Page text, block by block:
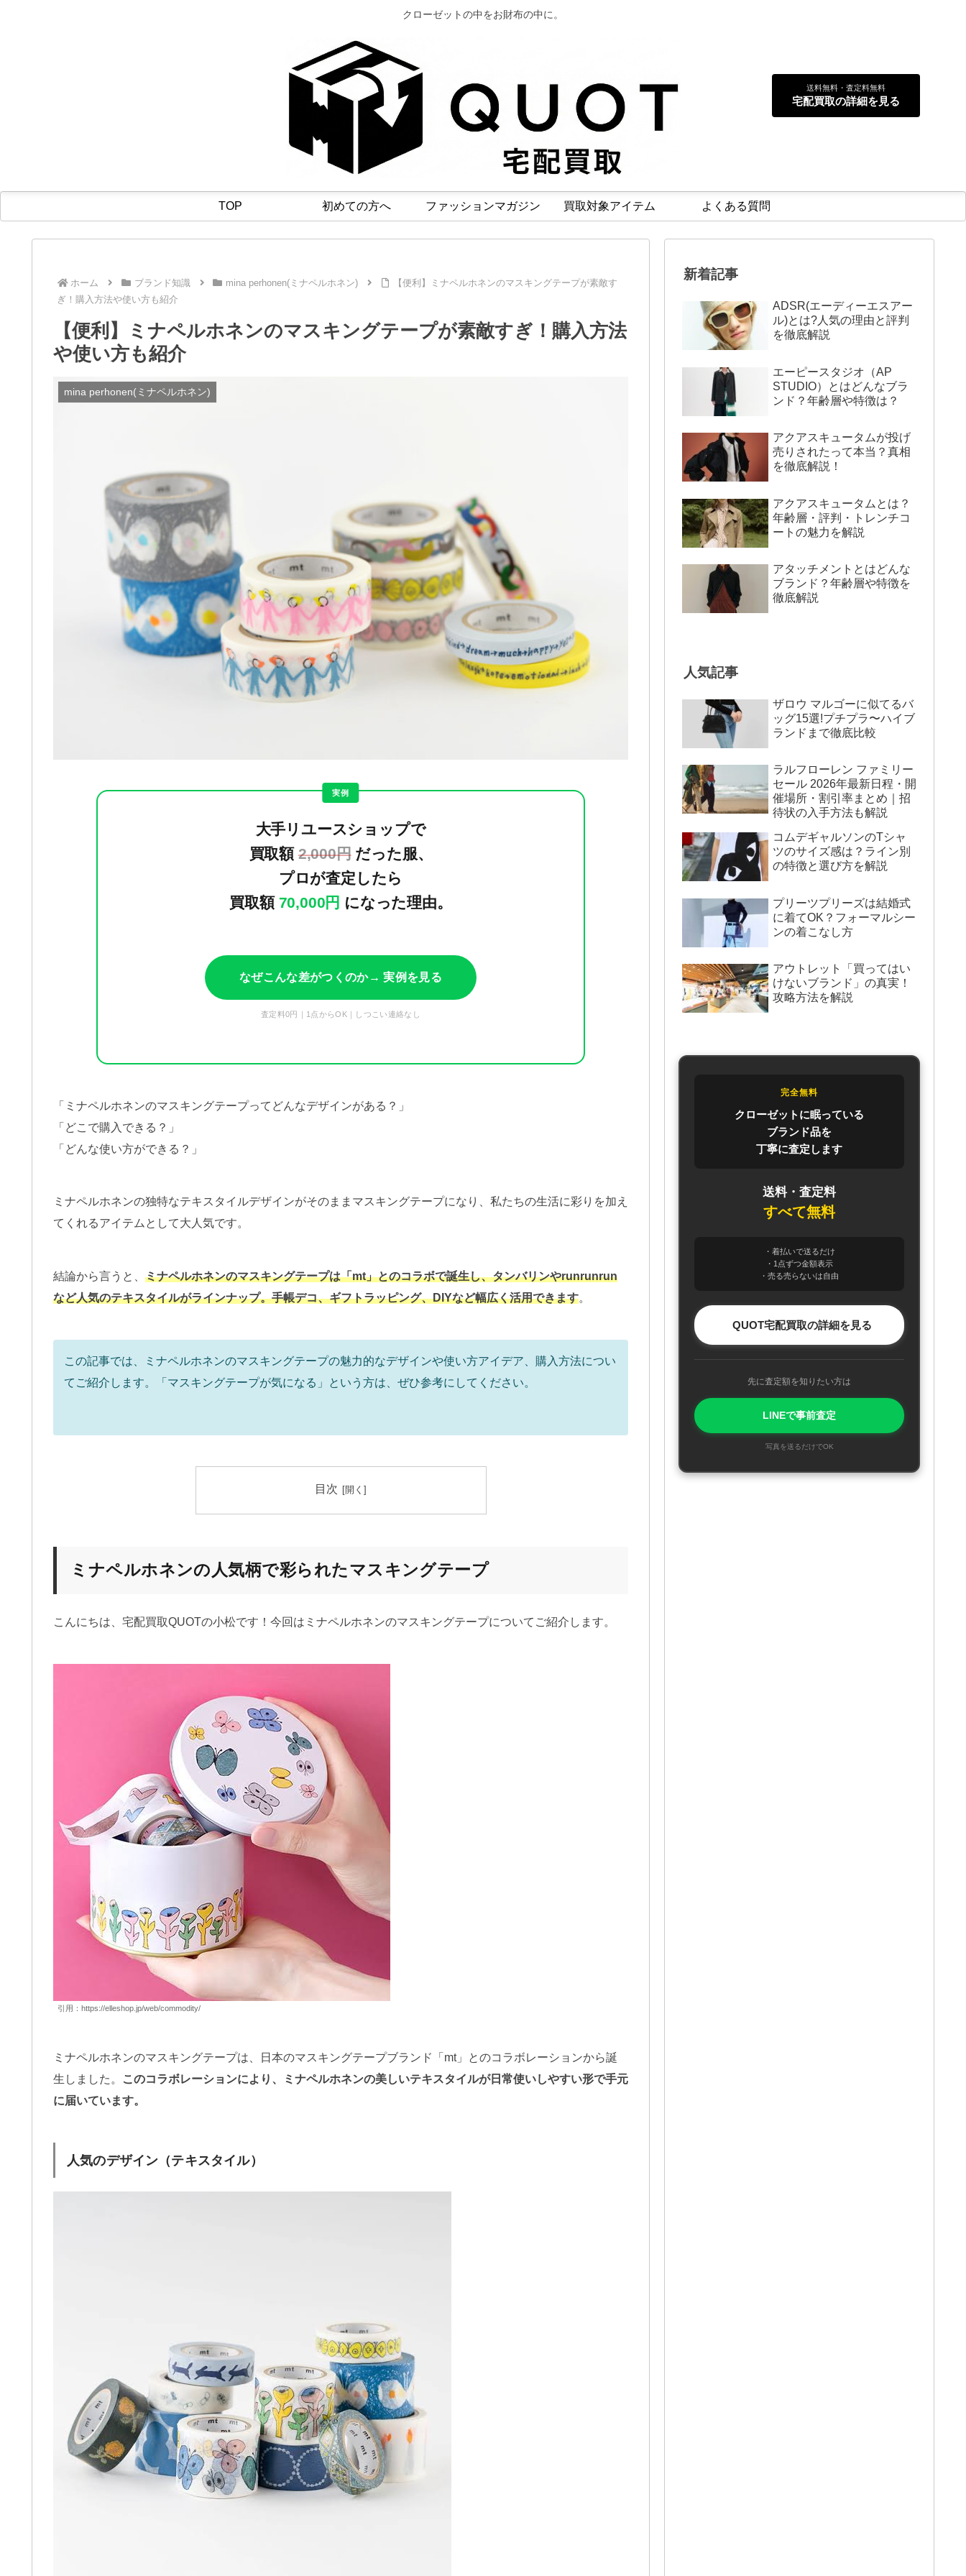
クローゼットの中をお財布の中に。
送料無料・査定料無料
宅配買取の詳細を見る
TOP 初めての方へ ファッションマガジン 買取対象アイテム よくある質問
ホーム ブランド知識 mina perhonen(ミナペルホネン)
【便利】ミナペルホネンのマスキングテープが素敵す
ぎ！購入方法や使い方も紹介
【便利】ミナペルホネンのマスキングテープが素敵すぎ！購入方法
や使い方も紹介
mina perhonen(ミナペルホネン)
実例
大手リユースショップで
買取額 2,000円だった服、
プロが査定したら
買取額 70,000円 になった理由。
なぜこんな差がつくのか→ 実例を見る
査定料0円｜1点からOK｜しつこい連絡なし
「ミナペルホネンのマスキングテープってどんなデザインがある？」
「どこで購入できる？」
「どんな使い方ができる？」
ミナペルホネンの独特なテキスタイルデザインがそのままマスキングテープになり、私たちの生活に彩りを加え
てくれるアイテムとして大人気です。
結論から言うと、 ミナペルホネンのマスキングテープは「mt」とのコラボで誕生し、タンバリンやrunrunrun
など人気のテキスタイルがラインナップ。手帳デコ、ギフトラッピング、DIYなど幅広く活用できます。
この記事では、ミナペルホネンのマスキングテープの魅力的なデザインや使い方アイデア、購入方法につい
てご紹介します。「マスキングテープが気になる」という方は、ぜひ参考にしてください。
目次
ミナペルホネンの人気柄で彩られたマスキングテープ
こんにちは、宅配買取QUOTの小松です！今回はミナペルホネンのマスキングテープについてご紹介します。
引用： https://elleshop.jp/web/commodity/
ミナペルホネンのマスキングテープは、日本のマスキングテープブランド「mt」とのコラボレーションから誕
生しました。
このコラボレーションにより、ミナペルホネンの美しいテキスタイルが日常使いしやすい形で手元
に届いています。
人気のデザイン（テキスタイル）
新着記事
ADSR(エーディーエスアー
ル)とは?人気の理由と評判
を徹底解説
エーピースタジオ（AP
STUDIO）とはどんなブラ
ンド？年齢層や特徴は？
アクアスキュータムが投げ
売りされたって本当？真相
を徹底解説！
アクアスキュータムとは？
年齢層・評判・トレンチコ
ートの魅力を解説
アタッチメントとはどんな
ブランド？年齢層や特徴を
徹底解説
人気記事
ザロウ マルゴーに似てるバ
ッグ15選!プチプラ〜ハイブ
ランドまで徹底比較
ラルフローレン ファミリー
セール 2026年最新日程・開
催場所・割引率まとめ｜招
待状の入手方法も解説
コムデギャルソンのTシャ
ツのサイズ感は？ライン別
の特徴と選び方を解説
プリーツプリーズは結婚式
に着てOK？フォーマルシー
ンの着こなし方
アウトレット「買ってはい
けないブランド」の真実！
攻略方法を解説
完全無料
クローゼットに眠っている
ブランド品を
丁寧に査定します
送料・査定料
すべて無料
・着払いで送るだけ
・1点ずつ金額表示
・売る売らないは自由
QUOT宅配買取の詳細を見る
先に査定額を知りたい方は
LINEで事前査定
写真を送るだけでOK